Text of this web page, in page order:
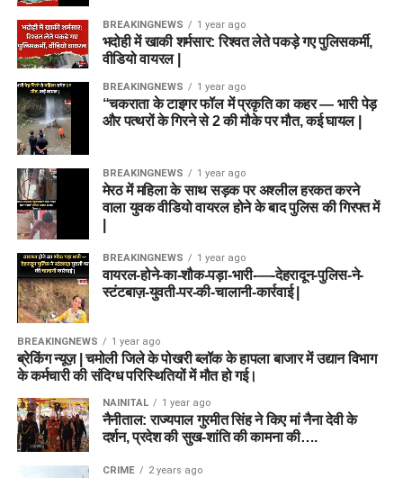
BREAKINGNEWS 1 year ago
भदोही में खाकी शर्मसार: रिश्वत लेते पकड़े गए पुलिसकर्मी,
वीडियो वायरल |
BREAKINGNEWS 1 year ago
“चकराता के टाइगर फॉल में प्रकृति का कहर — भारी पेड़
और पत्थरों के गिरने से 2 की मौके पर मौत, कई घायल |
BREAKINGNEWS 1 year ago
मेरठ में महिला के साथ सड़क पर अश्लील हरकत करने
वाला युवक वीडियो वायरल होने के बाद पुलिस की गिरफ्त में
BREAKINGNEWS 1 year ago
वायरल-होने-का-शौक-पड़ा-भारी-—-देहरादून-पुलिस-ने-
स्टंटबाज़-युवती-पर-की-चालानी-कार्रवाई |
BREAKINGNEWS 1 year ago
ब्रेकिंग न्यूज़ | चमोली जिले के पोखरी ब्लॉक के हापला बाजार में उद्यान विभाग
के कर्मचारी की संदिग्ध परिस्थितियों में मौत हो गई।
NAINITAL 1 year ago
नैनीताल: राज्यपाल गुरमीत सिंह ने किए मां नैना देवी के
दर्शन, प्रदेश की सुख-शांति की कामना की….
CRIME 2 years ago